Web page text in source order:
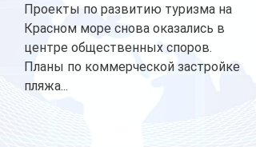
Проекты по развитию туризма на
Красном море снова оказались в
центре общественных споров.
Планы по коммерческой застройке
пляжа...